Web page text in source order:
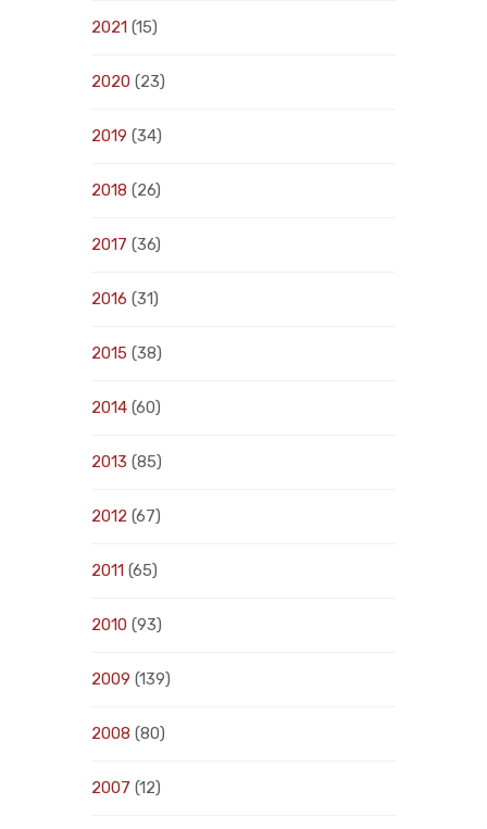
2021 (15)
2020 (23)
2019 (34)
2018 (26)
2017 (36)
2016 (31)
2015 (38)
2014 (60)
2013 (85)
2012 (67)
2011 (65)
2010 (93)
2009 (139)
2008 (80)
2007 (12)